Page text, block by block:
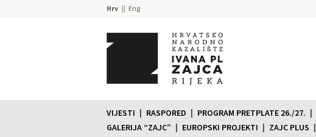
Hrv Eng
VIJESTI RASPORED PROGRAM PRETPLATE 26./27.
GALERIJA “ZAJC”
EUROPSKI PROJEKTI ZAJC PLUS